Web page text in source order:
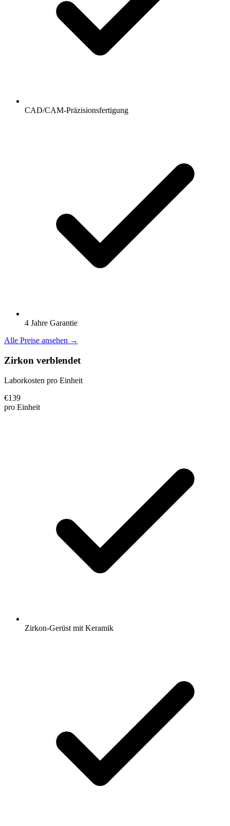
CAD/CAM-Präzisionsfertigung
4 Jahre Garantie
Alle Preise ansehen →
Zirkon verblendet
Laborkosten pro Einheit
€139
pro Einheit
Zirkon-Gerüst mit Keramik